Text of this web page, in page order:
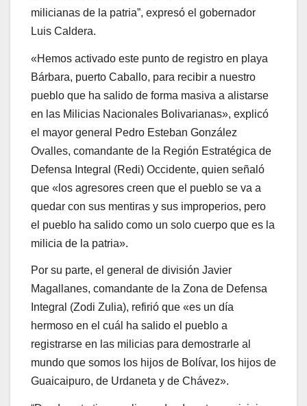
quedar con sus mentiras y sus improperios, pero
el pueblo ha salido como un solo cuerpo que es la
Por su parte, el general de división Javier
Magallanes, comandante de la Zona de Defensa
Integral (Zodi Zulia), refirió que «es un día
hermoso en el cuál ha salido el pueblo a
registrarse en las milicias para demostrarle al
mundo que somos los hijos de Bolívar, los hijos de
Guaicaipuro, de Urdaneta y de Chávez».
“Desde esta tierra zuliana, desde este municipio,
estamos reunidos para alistarnos en la Milicia
Bolivariana para defender nuestra patria, nuestra
tierra amada. Hoy nosotros somos Guaicaipuro y
Nígale. Le decimos a todo el mundo que sabemos
defender nuestro territorio venezolano y a
nuestros hermanos”, expresó la señora González,
vocera de los pescadores de Mara.
También del sector pesquero, María Díaz,
perteneciente al Consejo Presidencial de
Pescadores y Pescadoras del Zulia, aseguró que